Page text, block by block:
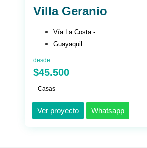
Villa Geranio
Vía La Costa -
Guayaquil
desde
$45.500
Casas
Ver proyecto Whatsapp